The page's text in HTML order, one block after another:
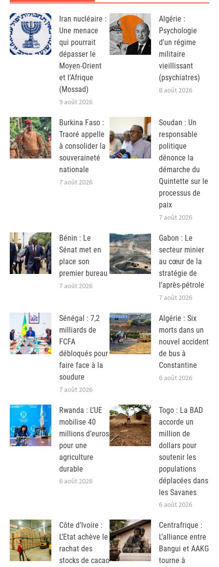
Iran nucléaire :
Une menace
qui pourrait
dépasser le
Moyen-Orient
et l’Afrique
(Mossad)
9 août 2026
Algérie :
Psychologie
d’un régime
militaire
vieillissant
(psychiatres)
8 août 2026
Burkina Faso :
Traoré appelle
à consolider la
souveraineté
nationale
7 août 2026
Soudan : Un
responsable
politique
dénonce la
démarche du
Quintette sur le
processus de
paix
7 août 2026
Bénin : Le
Sénat met en
place son
premier bureau
7 août 2026
Gabon : Le
secteur minier
au cœur de la
stratégie de
l’après-pétrole
7 août 2026
Sénégal : 7,2
milliards de
FCFA
débloqués pour
faire face à la
soudure
7 août 2026
Algérie : Six
morts dans un
nouvel accident
de bus à
Constantine
6 août 2026
Rwanda : L’UE
mobilise 40
millions d’euros
pour une
agriculture
durable
6 août 2026
Togo : La BAD
accorde un
million de
dollars pour
soutenir les
populations
déplacées dans
les Savanes
6 août 2026
Côte d’Ivoire :
L’Etat achève le
rachat des
stocks de cacao
Centrafrique :
L’alliance entre
Bangui et AAKG
tourne à